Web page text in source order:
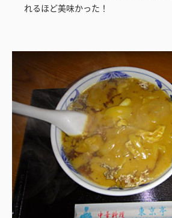
れるほど美味かった！